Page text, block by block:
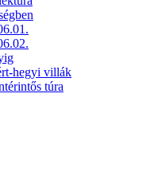
hegyi villák
túra